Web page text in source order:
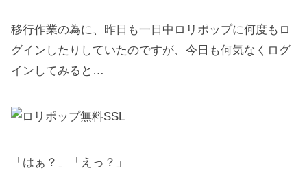
移行作業の為に、昨日も一日中ロリポップに何度もロ
グインしたりしていたのですが、今日も何気なくログ
インしてみると…
「はぁ？」「えっ？」